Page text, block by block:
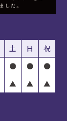
土 日
祝
● ●
●
▲ ▲ ▲